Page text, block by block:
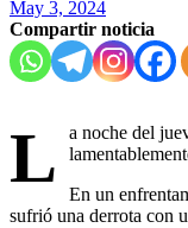
May 3, 2024
Compartir noticia
L
a noche del
En un
sufrió una derrota con